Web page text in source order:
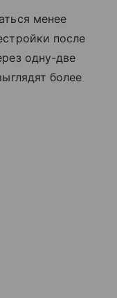
менее
после
одну-две
более